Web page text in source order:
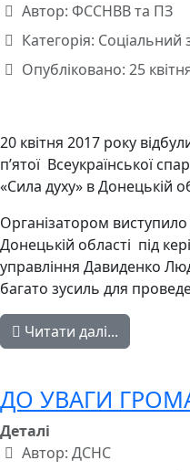
Автор: ФССНВВ та ПЗ
Категорія: Соціальний
Опубліковано: 25
20 квітня 2017 року
п’ятої Всеукраїнської
«Сила духу» в Донецькій
Організатором
Донецькій області під
управління Давиденко
багато зусиль для
Читати далі...
ДО УВАГИ
Деталі
Автор: ДСНС